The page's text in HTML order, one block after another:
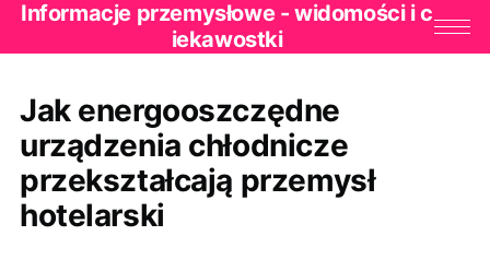
Informacje przemysłowe - widomości i c
iekawostki
Jak energooszczędne
urządzenia chłodnicze
przekształcają przemysł
hotelarski